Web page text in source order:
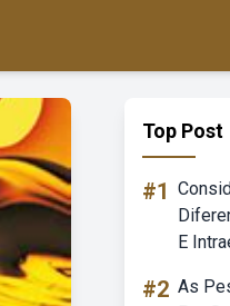
Top Post
#1
E
#2 As